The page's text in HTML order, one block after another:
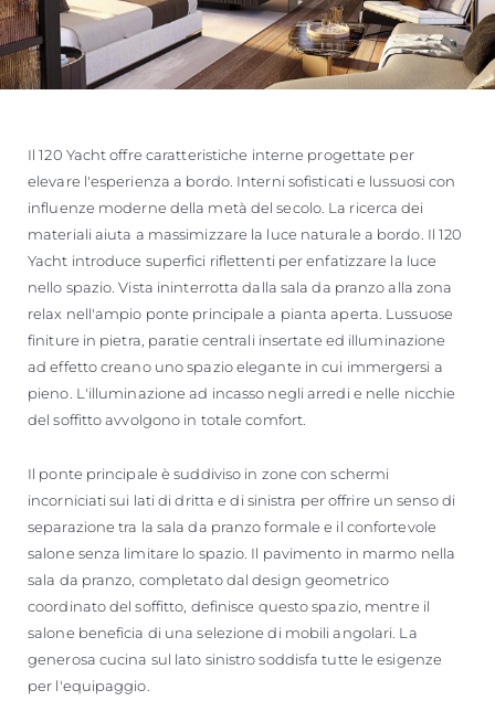
Il 120 Yacht offre caratteristiche interne progettate per
elevare l'esperienza a bordo. Interni sofisticati e lussuosi con
influenze moderne della metà del secolo. La ricerca dei
materiali aiuta a massimizzare la luce naturale a bordo. Il 120
Yacht introduce superfici riflettenti per enfatizzare la luce
nello spazio. Vista ininterrotta dalla sala da pranzo alla zona
relax nell'ampio ponte principale a pianta aperta. Lussuose
finiture in pietra, paratie centrali insertate ed illuminazione
ad effetto creano uno spazio elegante in cui immergersi a
pieno. L'illuminazione ad incasso negli arredi e nelle nicchie
del soffitto avvolgono in totale comfort.
Il ponte principale è suddiviso in zone con schermi
incorniciati sui lati di dritta e di sinistra per offrire un senso di
separazione tra la sala da pranzo formale e il confortevole
salone senza limitare lo spazio. Il pavimento in marmo nella
sala da pranzo, completato dal design geometrico
coordinato del soffitto, definisce questo spazio, mentre il
salone beneficia di una selezione di mobili angolari. La
generosa cucina sul lato sinistro soddisfa tutte le esigenze
per l'equipaggio.